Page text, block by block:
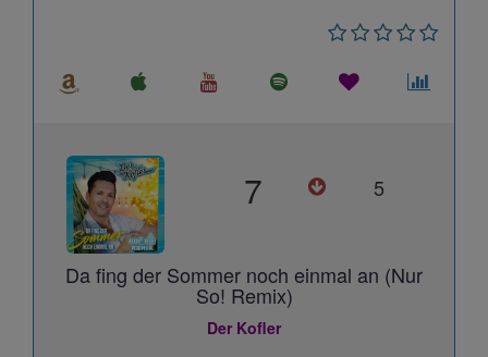
7 5
Da fing der Sommer noch einmal an (Nur
So! Remix)
Der Kofler